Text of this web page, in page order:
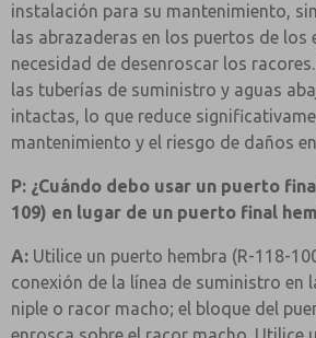
instalación para su mantenimiento,
las abrazaderas en los puertos de los
necesidad de desenroscar los
las tuberías de suministro y aguas
intactas, lo que reduce
mantenimiento y el riesgo de daños
P: ¿Cuándo debo usar un puerto
109) en lugar de un puerto final
A: Utilice un puerto hembra (R-118-
conexión de la línea de suministro en
niple o racor macho; el bloque del